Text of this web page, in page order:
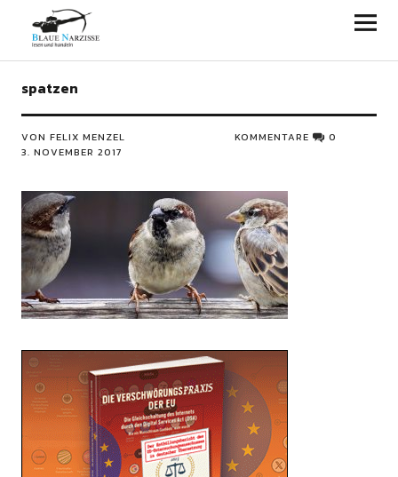
Blaue Narzisse
spatzen
VON FELIX MENZEL
3. NOVEMBER 2017
KOMMENTARE 0